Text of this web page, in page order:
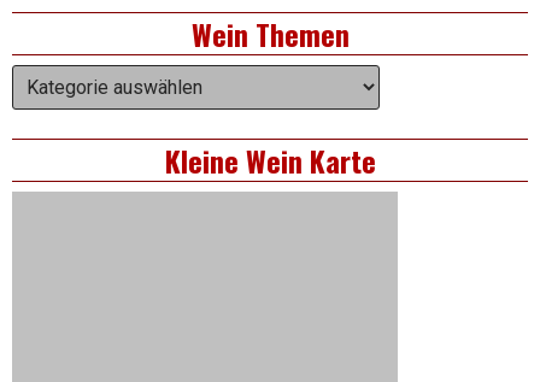
Segno
–
Librandi
Right
Asides
Wein Themen
Wein
Themen
Kleine Wein Karte